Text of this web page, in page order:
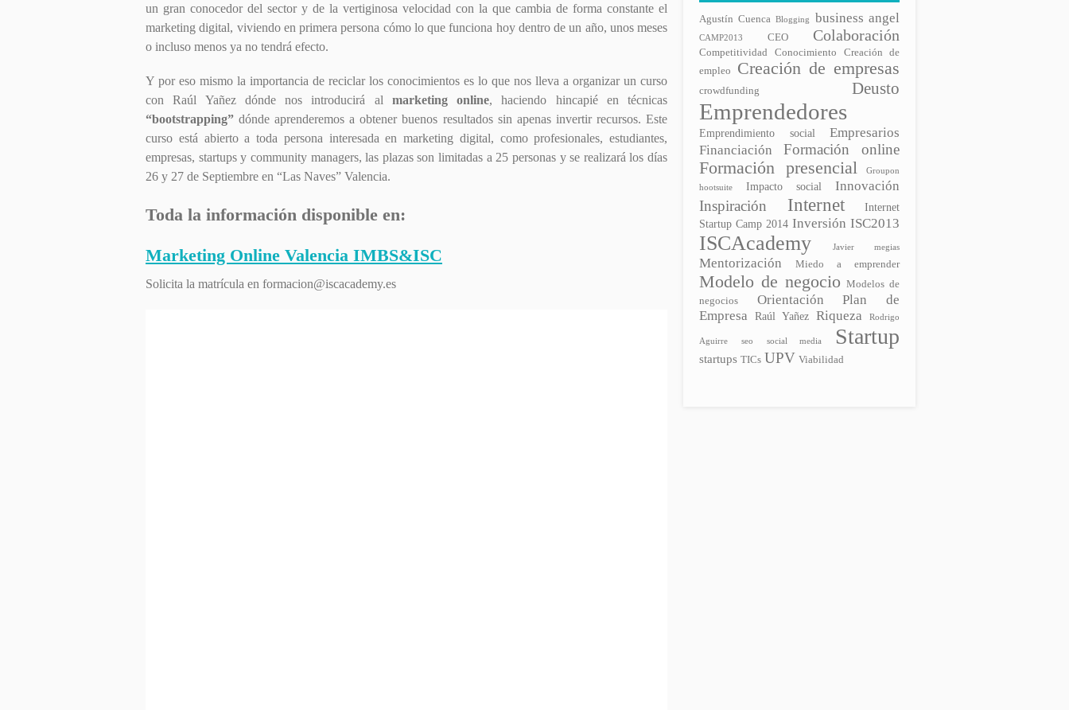
un gran conocedor del sector y de la vertiginosa velocidad con la que cambia de forma constante el
marketing digital, viviendo en primera persona cómo lo que funciona hoy dentro de un año, unos meses
o incluso menos ya no tendrá efecto.
Y por eso mismo la importancia de reciclar los conocimientos es lo que nos lleva a organizar un curso
con Raúl Yañez dónde nos introducirá al marketing online, haciendo hincapié en técnicas
“bootstrapping” dónde aprenderemos a obtener buenos resultados sin apenas invertir recursos. Este
curso está abierto a toda persona interesada en marketing digital, como profesionales, estudiantes,
empresas, startups y community managers, las plazas son limitadas a 25 personas y se realizará los días
26 y 27 de Septiembre en “Las Naves” Valencia.
Toda la información disponible en:
Marketing Online Valencia IMBS&ISC
Solicita la matrícula en formacion@iscacademy.es
Agustín Cuenca Blogging business angel
CAMP2013 CEO Colaboración
Competitividad Conocimiento
Creación de
empleo
Creación de empresas
crowdfunding Deusto
Emprendedores
Emprendimiento social
Empresarios
Financiación
Formación online
Formación presencial
Groupon
hootsuite
Impacto social Innovación
Inspiración Internet
Internet
Startup Camp 2014 Inversión ISC2013
ISCAcademy Javier megias
Mentorización Miedo a emprender
Modelo de negocio Modelos de
negocios
Orientación
Plan de
Empresa
Raúl Yañez Riqueza Rodrigo
Aguirre seo social media Startup
startups TICs UPV Viabilidad